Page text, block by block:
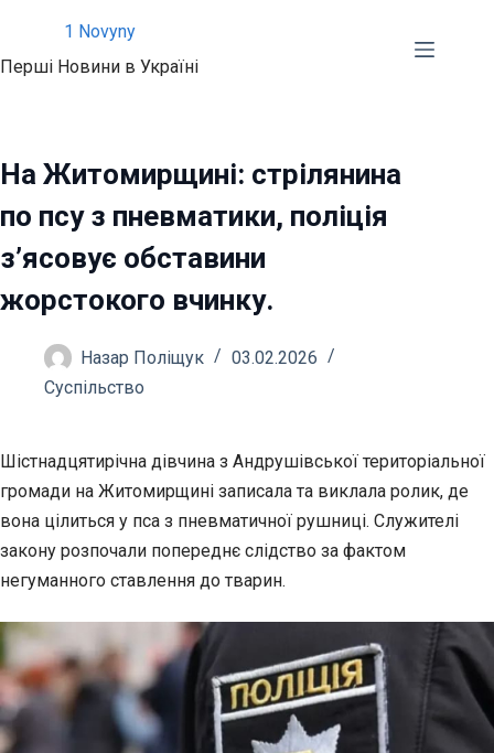
вмісту
1 Novyny
Перші Новини в Україні
На Житомирщині: стрілянина
по псу з пневматики, поліція
з’ясовує обставини
жорстокого вчинку.
Назар Поліщук
03.02.2026
Суспільство
Шістнадцятирічна дівчина з Андрушівської територіальної
громади на Житомирщині записала та виклала ролик, де
вона цілиться у пса з пневматичної рушниці. Служителі
закону розпочали попереднє слідство за фактом
негуманного ставлення до тварин.